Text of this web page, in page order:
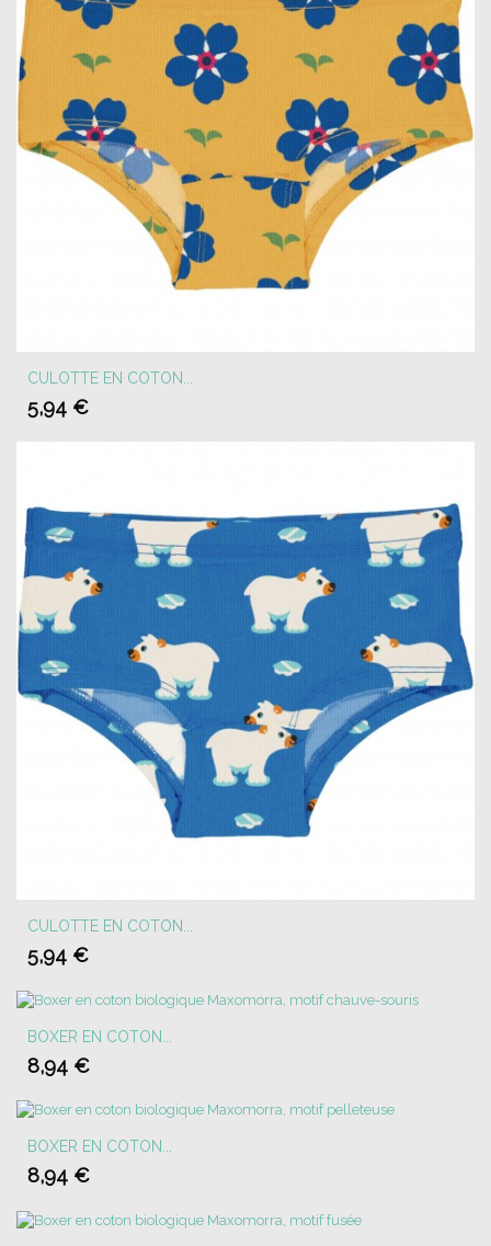
CULOTTE EN COTON...
5,94 €
CULOTTE EN COTON...
5,94 €
BOXER EN COTON...
8,94 €
BOXER EN COTON...
8,94 €